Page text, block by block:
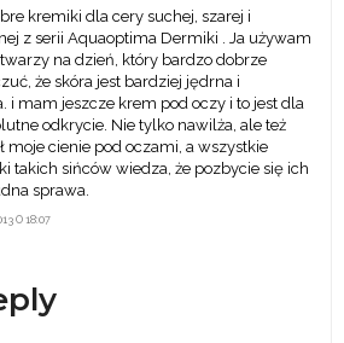
O 18:07
kremiki dla cery suchej, szarej i
z serii Aquaoptima Dermiki . Ja używam
na dzień, który bardzo dobrze
że skóra jest bardziej jędrna i
i mam jeszcze krem pod oczy i to jest dla
odkrycie. Nie tylko nawilża, ale też
moje cienie pod oczami, a wszystkie
takich sińców wiedza, że pozbycie się ich
sprawa.